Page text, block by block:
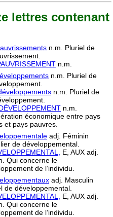
lettres contenant
n.m. Pluriel de
n.m.
n.m. Pluriel de
n.m. Pluriel de
n.m.
économique entre pays
et pays pauvres.
adj. Féminin
de développemental.
E, AUX adj.
Qui concerne le
de l’individu.
adj. Masculin
de développemental.
E, AUX adj.
Qui concerne le
de l’individu.